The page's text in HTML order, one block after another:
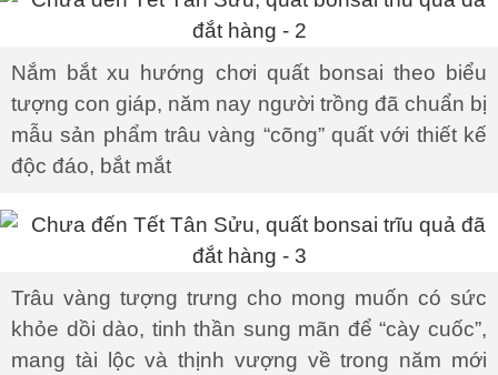
Nắm bắt xu hướng chơi quất bonsai theo biểu
tượng con giáp, năm nay người trồng đã chuẩn bị
mẫu sản phẩm trâu vàng “cõng” quất với thiết kế
độc đáo, bắt mắt
Trâu vàng tượng trưng cho mong muốn có sức
khỏe dồi dào, tinh thần sung mãn để “cày cuốc”,
mang tài lộc và thịnh vượng về trong năm mới